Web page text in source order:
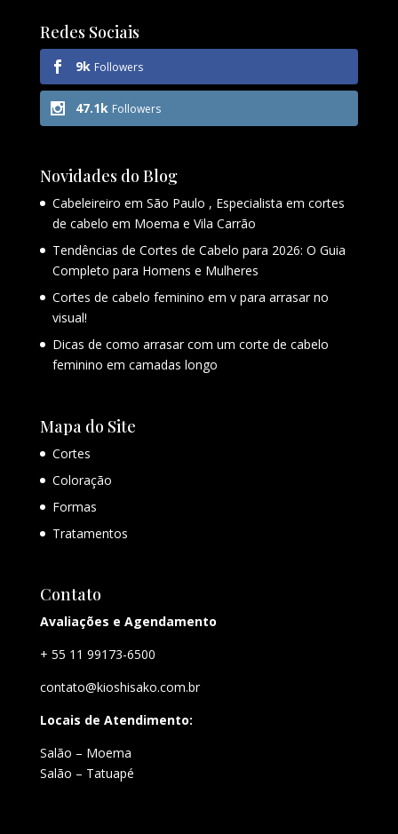
Redes Sociais
9k Followers
47.1k Followers
Novidades do Blog
Cabeleireiro em São Paulo , Especialista em cortes
de cabelo em Moema e Vila Carrão
Tendências de Cortes de Cabelo para 2026: O Guia
Completo para Homens e Mulheres
Cortes de cabelo feminino em v para arrasar no
visual!
Dicas de como arrasar com um corte de cabelo
feminino em camadas longo
Mapa do Site
Cortes
Coloração
Formas
Tratamentos
Contato
Avaliações e Agendamento
+ 55 11 99173-6500
contato@kioshisako.com.br
Locais de Atendimento:
Salão – Moema
Salão – Tatuapé